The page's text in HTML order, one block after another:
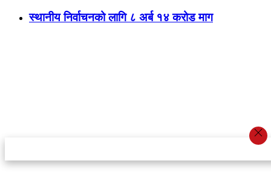
स्थानीय निर्वाचनको लागि ८ अर्ब १४ करोड माग